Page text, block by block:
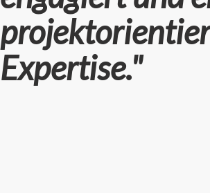
Expertise."